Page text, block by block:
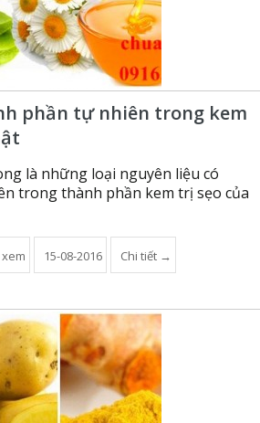
phần tự nhiên trong kem
là những loại nguyên liệu có
trong thành phần kem trị sẹo của
15-08-2016 Chi tiết →